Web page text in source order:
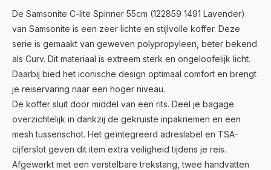
De Samsonite C-lite Spinner 55cm (122859 1491 Lavender)
van Samsonite is een zeer lichte en stijlvolle koffer. Deze
serie is gemaakt van geweven polypropyleen, beter bekend
als Curv. Dit materiaal is extreem sterk en ongeloofelijk licht.
Daarbij bied het iconische design optimaal comfort en brengt
je reiservaring naar een hoger niveau.
De koffer sluit door middel van een rits. Deel je bagage
overzichtelijk in dankzij de gekruiste inpakriemen en een
mesh tussenschot. Het geïntegreerd adreslabel en TSA-
cijferslot geven dit item extra veiligheid tijdens je reis.
Afgewerkt met een verstelbare trekstang, twee handvatten